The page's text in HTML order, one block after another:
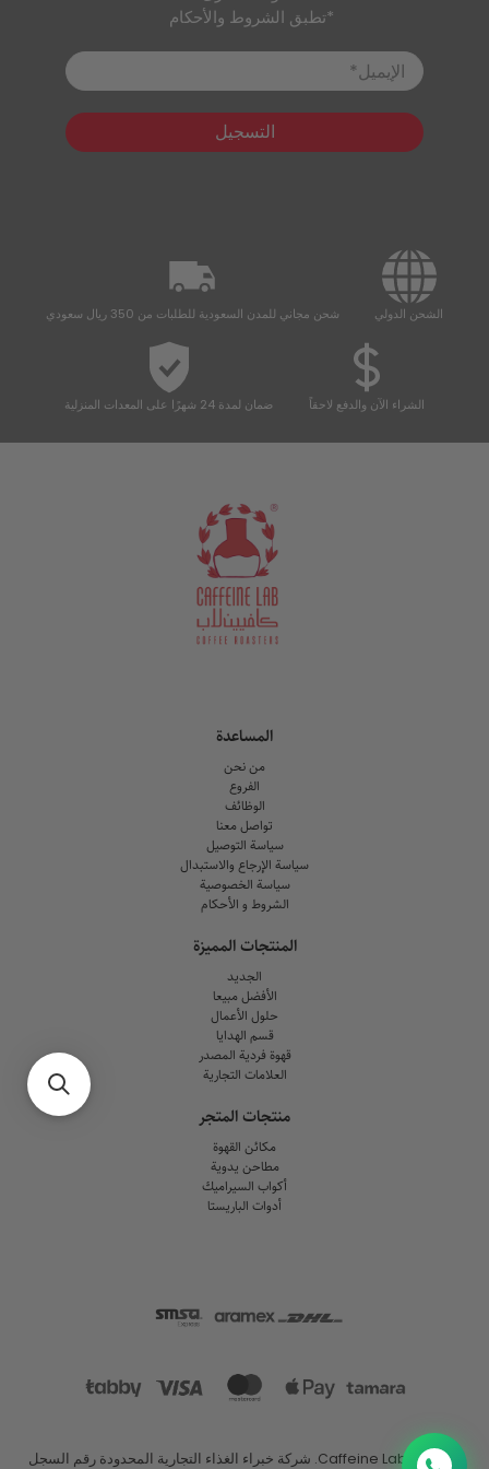
*تطبق الشروط والأحكام
الإيميل
التسجيل
الشحن الدولي شحن مجاني للمدن السعودية للطلبات من 350 ريال سعودي
الشراء الآن والدفع لاحقاً ضمان لمدة 24 شهرًا على المعدات المنزلية
المساعدة
من نحن
الفروع
الوظائف
تواصل معنا
سياسة التوصيل
سياسة الإرجاع والاستبدال
سياسة الخصوصية
الشروط و الأحكام
المنتجات المميزة
الجديد
الأفضل مبيعا
حلول الأعمال
قسم الهدايا
قهوة فردية المصدر
العلامات التجارية
منتجات المتجر
مكائن القهوة
مطاحن يدوية
أكواب السيراميك
أدوات الباريستا
© 2026
Caffeine Lab
. شركة خبراء الغذاء التجارية المحدودة رقم السجل